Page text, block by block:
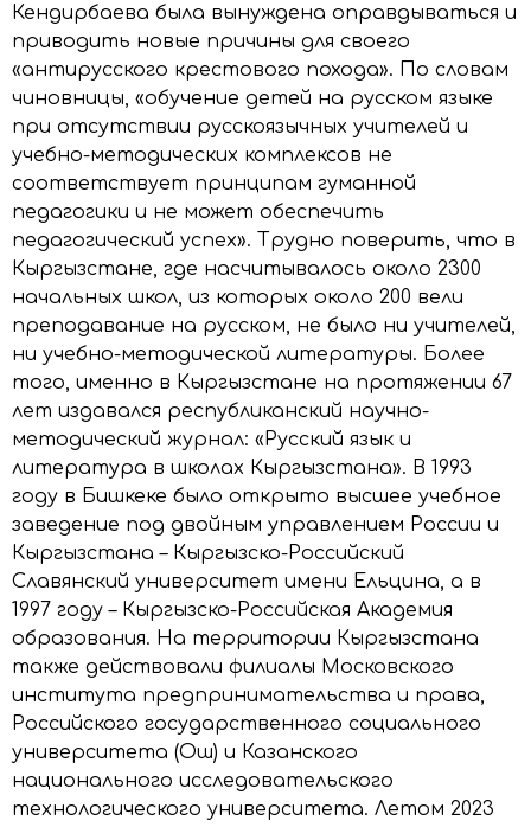
Кендирбаева была вынуждена оправдываться и
приводить новые причины для своего
«антирусского крестового похода». По словам
чиновницы, «обучение детей на русском языке
при отсутствии русскоязычных учителей и
учебно-методических комплексов не
соответствует принципам гуманной
педагогики и не может обеспечить
педагогический успех». Трудно поверить, что в
Кыргызстане, где насчитывалось около 2300
начальных школ, из которых около 200 вели
преподавание на русском, не было ни учителей,
ни учебно-методической литературы. Более
того, именно в Кыргызстане на протяжении 67
лет издавался республиканский научно-
методический журнал: «Русский язык и
литература в школах Кыргызстана». В 1993
году в Бишкеке было открыто высшее учебное
заведение под двойным управлением России и
Кыргызстана – Кыргызско-Российский
Славянский университет имени Ельцина, а в
1997 году – Кыргызско-Российская Академия
образования. На территории Кыргызстана
также действовали филиалы Московского
института предпринимательства и права,
Российского государственного социального
университета (Ош) и Казанского
национального исследовательского
технологического университета. Летом 2023